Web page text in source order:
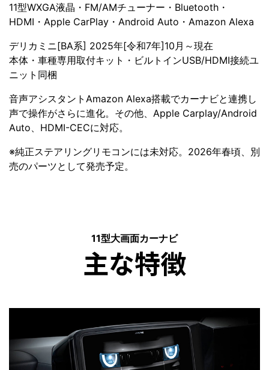
11型WXGA液晶・FM/AMチューナー・Bluetooth・
HDMI・Apple CarPlay・Android Auto・Amazon Alexa
デリカミニ[BA系] 2025年[令和7年]10月～現在
本体・車種専用取付キット・ビルトインUSB/HDMI接続ユ
ニット同梱
音声アシスタントAmazon Alexa搭載でカーナビと連携し
声で操作がさらに進化。その他、Apple Carplay/Android
Auto、HDMI-CECに対応。
※純正ステアリングリモコンには未対応。2026年春頃、別
売のパーツとして発売予定。
11型大画面カーナビ
主な特徴